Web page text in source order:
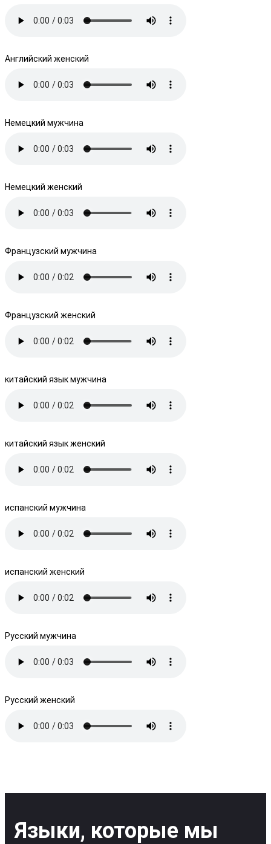
Английский женский
Немецкий мужчина
Немецкий женский
Французский мужчина
Французский женский
китайский язык мужчина
китайский язык женский
испанский мужчина
испанский женский
Русский мужчина
Русский женский
Языки, которые мы